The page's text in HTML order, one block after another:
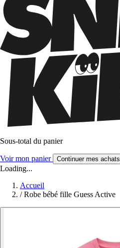
Sous-total du panier
Voir mon panier Continuer mes achats
Loading...
Accueil
/ Robe bébé fille Guess Active